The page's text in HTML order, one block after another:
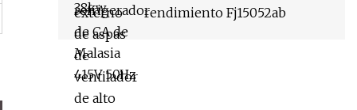
rendimiento Fj15052ab